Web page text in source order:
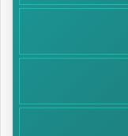
پرستار ندارد و
ازای هر تخت معمولی،